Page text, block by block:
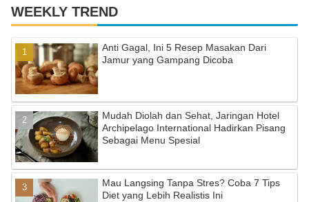
WEEKLY TREND
Anti Gagal, Ini 5 Resep Masakan Dari
Jamur yang Gampang Dicoba
Mudah Diolah dan Sehat, Jaringan Hotel
Archipelago International Hadirkan Pisang
Sebagai Menu Spesial
Mau Langsing Tanpa Stres? Coba 7 Tips
Diet yang Lebih Realistis Ini